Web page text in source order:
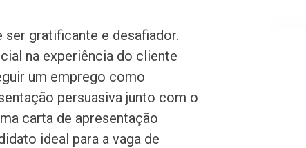
ser gratificante e desafiador.
na experiência do cliente
um emprego como
persuasiva junto com o
carta de apresentação
ideal para a vaga de